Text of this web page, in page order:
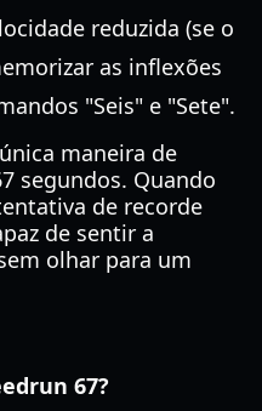
reduzida (se o
as inflexões
"Seis" e "Sete".
maneira de
segundos. Quando
de recorde
de sentir a
olhar para um
67?